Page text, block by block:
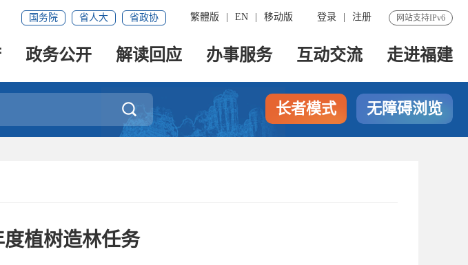
网站支持IPv6
登录 注册
繁體版 EN 移动版
国务院 省人大 省政协
政务公开 解读回应 办事服务 互动交流 走进福建
 长者模式 无障碍浏览
植树造林任务